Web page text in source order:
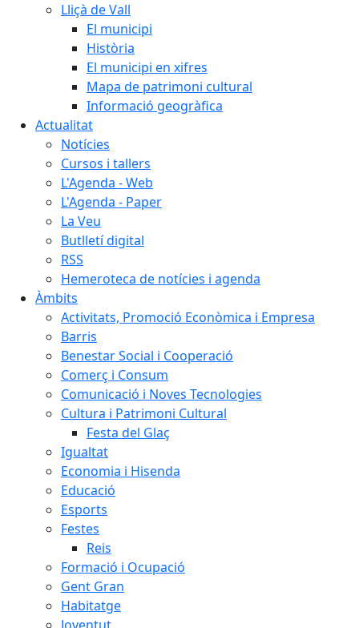
Lliçà de Vall
El municipi
Història
El municipi en xifres
Mapa de patrimoni cultural
Informació geogràfica
Actualitat
Notícies
Cursos i tallers
L'Agenda - Web
L'Agenda - Paper
La Veu
Butlletí digital
RSS
Hemeroteca de notícies i agenda
Àmbits
Activitats, Promoció Econòmica i Empresa
Barris
Benestar Social i Cooperació
Comerç i Consum
Comunicació i Noves Tecnologies
Cultura i Patrimoni Cultural
Festa del Glaç
Igualtat
Economia i Hisenda
Educació
Esports
Festes
Reis
Formació i Ocupació
Gent Gran
Habitatge